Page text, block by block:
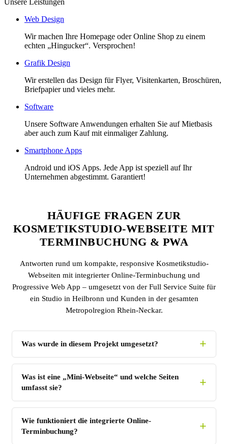
Web Design
Wir machen Ihre Homepage oder Online Shop zu einem
echten „Hingucker“. Versprochen!
Grafik Design
Wir erstellen das Design für Flyer, Visitenkarten, Broschüren,
Briefpapier und vieles mehr.
Software
Unsere Software Anwendungen erhalten Sie auf Mietbasis
aber auch zum Kauf mit einmaliger Zahlung.
Smartphone Apps
Android und iOS Apps. Jede App ist speziell auf Ihr
Unternehmen abgestimmt. Garantiert!
HÄUFIGE FRAGEN ZUR
KOSMETIKSTUDIO-WEBSEITE MIT
TERMINBUCHUNG & PWA
Antworten rund um kompakte, responsive Kosmetikstudio-
Webseiten mit integrierter Online-Terminbuchung und
Progressive Web App – umgesetzt von der Full Service Suite für
ein Studio in Heilbronn und Kunden in der gesamten
Metropolregion Rhein-Neckar.
Was wurde in diesem Projekt umgesetzt?
Was ist eine „Mini-Webseite“ und welche Seiten
umfasst sie?
Wie funktioniert die integrierte Online-
Terminbuchung?